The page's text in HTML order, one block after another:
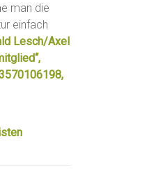
man die
einfach
Lesch/Axel